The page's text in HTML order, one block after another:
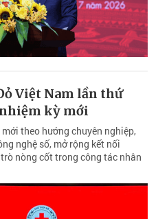
Việt Nam lần thứ
kỳ mới
theo hướng chuyên nghiệp,
nghệ số, mở rộng kết nối
nòng cốt trong công tác nhân